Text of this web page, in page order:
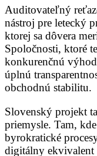
Auditovateľný
nástroj pre letecký
ktorej sa dôvera
Spoločnosti, ktoré
konkurenčnú
úplnú
obchodnú stabilitu.
Slovenský projekt
priemysle. Tam,
byrokratické
digitálny ekvivalent